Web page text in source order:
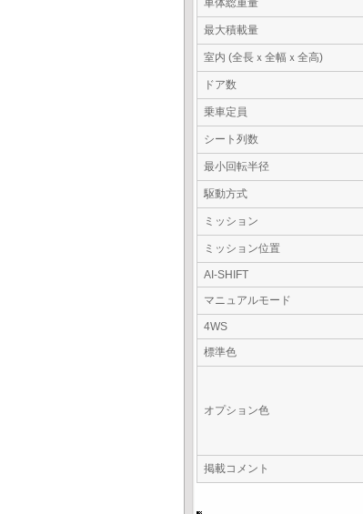
車体総重量
最大積載量
室内 (全長ｘ全幅ｘ全高)
ドア数
乗車定員
シート列数
最小回転半径
駆動方式
ミッション
ミッション位置
AI-SHIFT
マニュアルモード
4WS
標準色
オプション色
掲載コメント